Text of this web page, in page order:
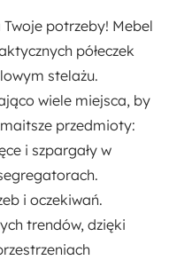
potrzeby! Mebel
półeczek
stelażu.
wiele miejsca, by
przedmioty:
i szpargały w
i oczekiwań.
trendów, dzięki